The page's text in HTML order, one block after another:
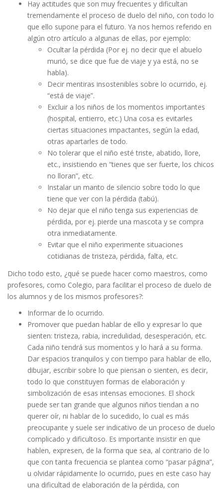
Hay actitudes que son muy frecuentes y dificultan
tremendamente el proceso de duelo del niño, con todo lo
que ello supone para el futuro. Ya nos hemos referido en
algún otro artículo a algunas de ellas, por ejemplo:
Ocultar la pérdida (Por ej. no decir que el abuelo
murió, se dice que fue de viaje y ya está, no se
habla).
Decir mentiras insostenibles sobre lo ocurrido, ej.
“está de viaje”.
Excluir a los niños de los momentos importantes
(hospital, entierro, etc.) Una cosa es evitarles
ciertas situaciones impactantes, según la edad,
otras apartarles de todo.
No tolerar que el niño esté triste, abatido, llore,
etc., insistiendo en “tienes que ser fuerte, los chicos
no lloran”, etc.
Instalar un manto de silencio sobre todo lo que
tiene que ver con la pérdida (tabú).
No dejar que el niño tenga sus experiencias de
pérdida, por ej. pierde una mascota y se compra
otra inmediatamente.
Evitar que el niño experimente situaciones
cotidianas de tristeza, pérdida, falta, etc.
Dicho todo esto, ¿qué se puede hacer como maestros, como
profesores, como Colegio, para facilitar el proceso de duelo de
los alumnos y de los mismos profesores?:
Informar de lo ocurrido.
Promover que puedan hablar de ello y expresar lo que
sienten: tristeza, rabia, incredulidad, desesperación, etc.
Cada niño tendrá sus momentos y lo hará a su forma.
Dar espacios tranquilos y con tiempo para hablar de ello,
dibujar, escribir sobre lo que piensan o sienten, es decir,
todo lo que constituyen formas de elaboración y
simbolización de esas intensas emociones. El shock
puede ser tan grande que algunos niños tiendan a no
querer oír, ni hablar de lo sucedido, lo cual es más
preocupante y suele ser indicativo de un proceso de duelo
complicado y dificultoso. Es importante insistir en que
hablen, expresen, de la forma que sea, al contrario de lo
que con tanta frecuencia se plantea como “pasar página”,
u olvidar rápidamente lo ocurrido, pues en este caso hay
una dificultad de elaboración de la pérdida, con